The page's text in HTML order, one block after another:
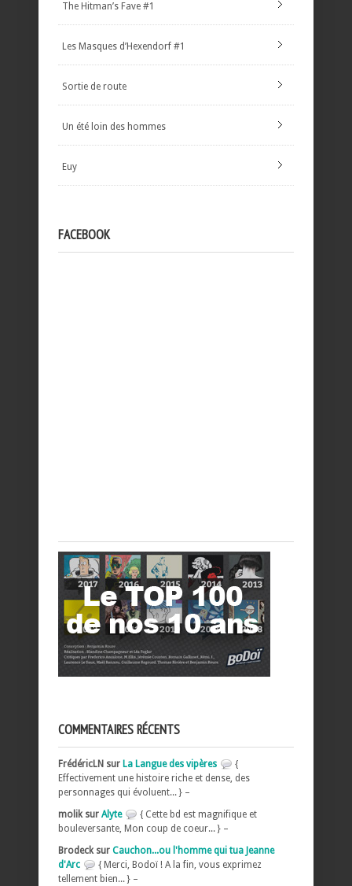
The Hitman’s Fave #1
Les Masques d’Hexendorf #1
Sortie de route
Un été loin des hommes
Euy
FACEBOOK
COMMENTAIRES RÉCENTS
FrédéricLN sur La Langue des vipères
{
Effectivement une histoire riche et dense, des
personnages qui évoluent... } –
molik sur Alyte
{ Cette bd est magnifique et
bouleversante, Mon coup de coeur... } –
Brodeck sur Cauchon...ou l'homme qui tua Jeanne
d'Arc
{ Merci, Bodoï ! A la fin, vous exprimez
tellement bien... } –